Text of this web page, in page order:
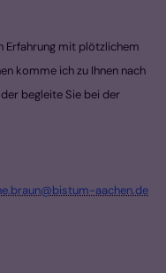
Erfahrung mit plötzlichem
komme ich zu Ihnen nach
begleite Sie bei der
aachen.de